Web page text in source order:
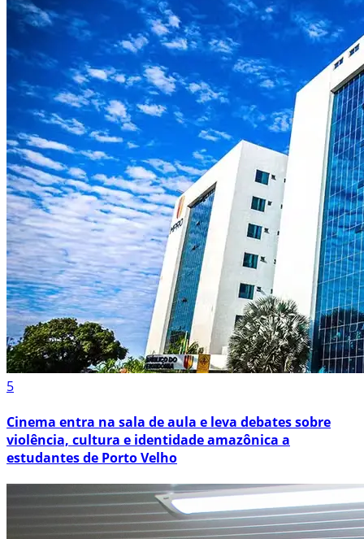
5
Cinema entra na sala de aula e leva debates sobre
violência, cultura e identidade amazônica a
estudantes de Porto Velho